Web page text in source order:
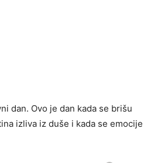
dan. Ovo je dan kada se brišu
izliva iz duše i kada se emocije